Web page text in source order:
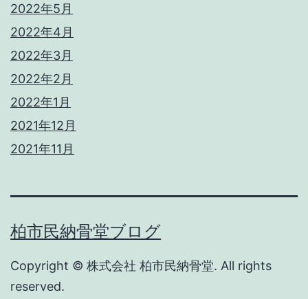
2022年5月
2022年4月
2022年3月
2022年2月
2022年1月
2021年12月
2021年11月
柏市民納骨堂ブログ
Copyright © 株式会社 柏市民納骨堂. All rights
reserved.